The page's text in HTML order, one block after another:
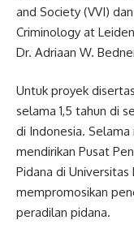
and Society (VVI)
Criminology at
Dr. Adriaan W.
Untuk proyek
selama 1,5 tahun di
di Indonesia.
mendirikan Pusat
Pidana di Universitas
mempromosikan
peradilan pidana.